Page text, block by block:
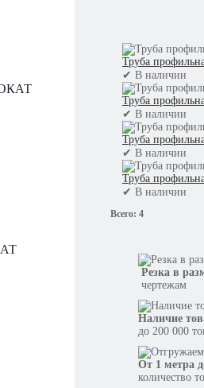
Труба
✔ В наличии
Труба
✔ В наличии
Труба
✔ В наличии
Труба
✔ В наличии
Всего: 4
Резка в
чертежам
Наличие
до 200 000
От 1 метра
количество